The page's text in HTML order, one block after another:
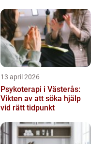
13 april 2026
Psykoterapi i Västerås:
Vikten av att söka hjälp
vid rätt tidpunkt